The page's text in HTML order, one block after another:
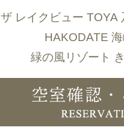
ザ レイクビュー TOYA
HAKODATE
緑の風リゾート